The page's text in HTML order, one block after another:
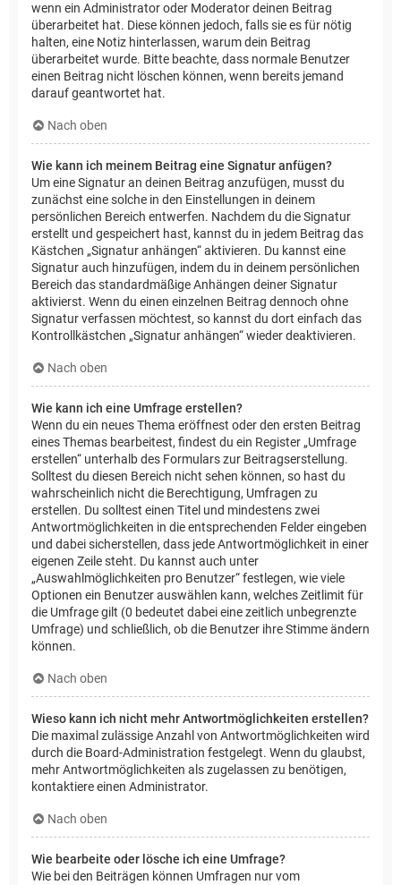
wenn ein Administrator oder Moderator deinen Beitrag
überarbeitet hat. Diese können jedoch, falls sie es für nötig
halten, eine Notiz hinterlassen, warum dein Beitrag
überarbeitet wurde. Bitte beachte, dass normale Benutzer
einen Beitrag nicht löschen können, wenn bereits jemand
darauf geantwortet hat.
Nach oben
Wie kann ich meinem Beitrag eine Signatur anfügen?
Um eine Signatur an deinen Beitrag anzufügen, musst du
zunächst eine solche in den Einstellungen in deinem
persönlichen Bereich entwerfen. Nachdem du die Signatur
erstellt und gespeichert hast, kannst du in jedem Beitrag das
Kästchen „Signatur anhängen“ aktivieren. Du kannst eine
Signatur auch hinzufügen, indem du in deinem persönlichen
Bereich das standardmäßige Anhängen deiner Signatur
aktivierst. Wenn du einen einzelnen Beitrag dennoch ohne
Signatur verfassen möchtest, so kannst du dort einfach das
Kontrollkästchen „Signatur anhängen“ wieder deaktivieren.
Nach oben
Wie kann ich eine Umfrage erstellen?
Wenn du ein neues Thema eröffnest oder den ersten Beitrag
eines Themas bearbeitest, findest du ein Register „Umfrage
erstellen“ unterhalb des Formulars zur Beitragserstellung.
Solltest du diesen Bereich nicht sehen können, so hast du
wahrscheinlich nicht die Berechtigung, Umfragen zu
erstellen. Du solltest einen Titel und mindestens zwei
Antwortmöglichkeiten in die entsprechenden Felder eingeben
und dabei sicherstellen, dass jede Antwortmöglichkeit in einer
eigenen Zeile steht. Du kannst auch unter
„Auswahlmöglichkeiten pro Benutzer“ festlegen, wie viele
Optionen ein Benutzer auswählen kann, welches Zeitlimit für
die Umfrage gilt (0 bedeutet dabei eine zeitlich unbegrenzte
Umfrage) und schließlich, ob die Benutzer ihre Stimme ändern
können.
Nach oben
Wieso kann ich nicht mehr Antwortmöglichkeiten erstellen?
Die maximal zulässige Anzahl von Antwortmöglichkeiten wird
durch die Board-Administration festgelegt. Wenn du glaubst,
mehr Antwortmöglichkeiten als zugelassen zu benötigen,
kontaktiere einen Administrator.
Nach oben
Wie bearbeite oder lösche ich eine Umfrage?
Wie bei den Beiträgen können Umfragen nur vom